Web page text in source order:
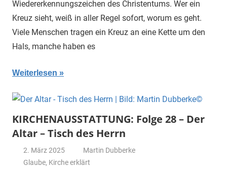
Wiedererkennungszeichen des Christentums. Wer ein
Kreuz sieht, weiß in aller Regel sofort, worum es geht.
Viele Menschen tragen ein Kreuz an eine Kette um den
Hals, manche haben es
Weiterlesen
KIRCHENAUSSTATTUNG: Folge 28 – Der
Altar – Tisch des Herrn
2. März 2025
Martin Dubberke
Glaube, Kirche erklärt